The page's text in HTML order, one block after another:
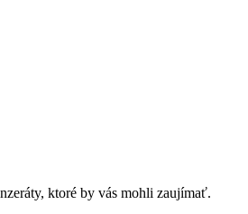
ktoré by vás mohli zaujímať.